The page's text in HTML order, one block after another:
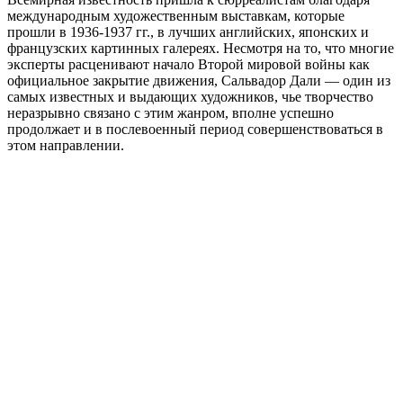
международным художественным выставкам, которые
прошли в 1936-1937 гг., в лучших английских, японских и
французских картинных галереях. Несмотря на то, что многие
эксперты расценивают начало Второй мировой войны как
официальное закрытие движения, Сальвадор Дали — один из
самых известных и выдающих художников, чье творчество
неразрывно связано с этим жанром, вполне успешно
продолжает и в послевоенный период совершенствоваться в
этом направлении.